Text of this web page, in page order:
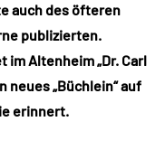
auch des öfteren
publizierten.
Altenheim „Dr. Carl
neues „Büchlein“ auf
erinnert.